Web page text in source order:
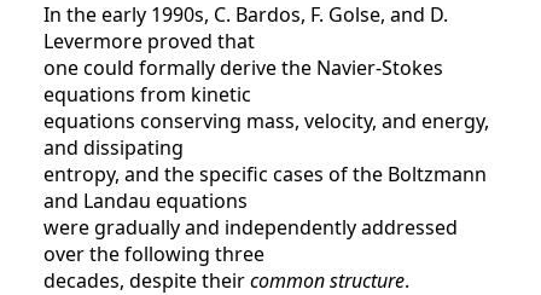
In the early 1990s, C. Bardos, F. Golse, and D.
Levermore proved that
one could formally derive the Navier-Stokes
equations from kinetic
equations conserving mass, velocity, and energy,
and dissipating
entropy, and the specific cases of the Boltzmann
and Landau equations
were gradually and independently addressed
over the following three
decades, despite theircommon structure.